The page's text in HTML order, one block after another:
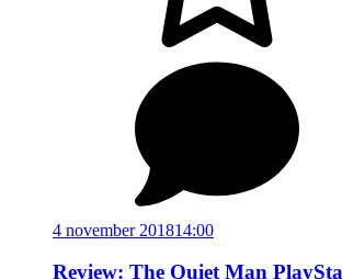
4 november 201814:00
Review: The Quiet Man